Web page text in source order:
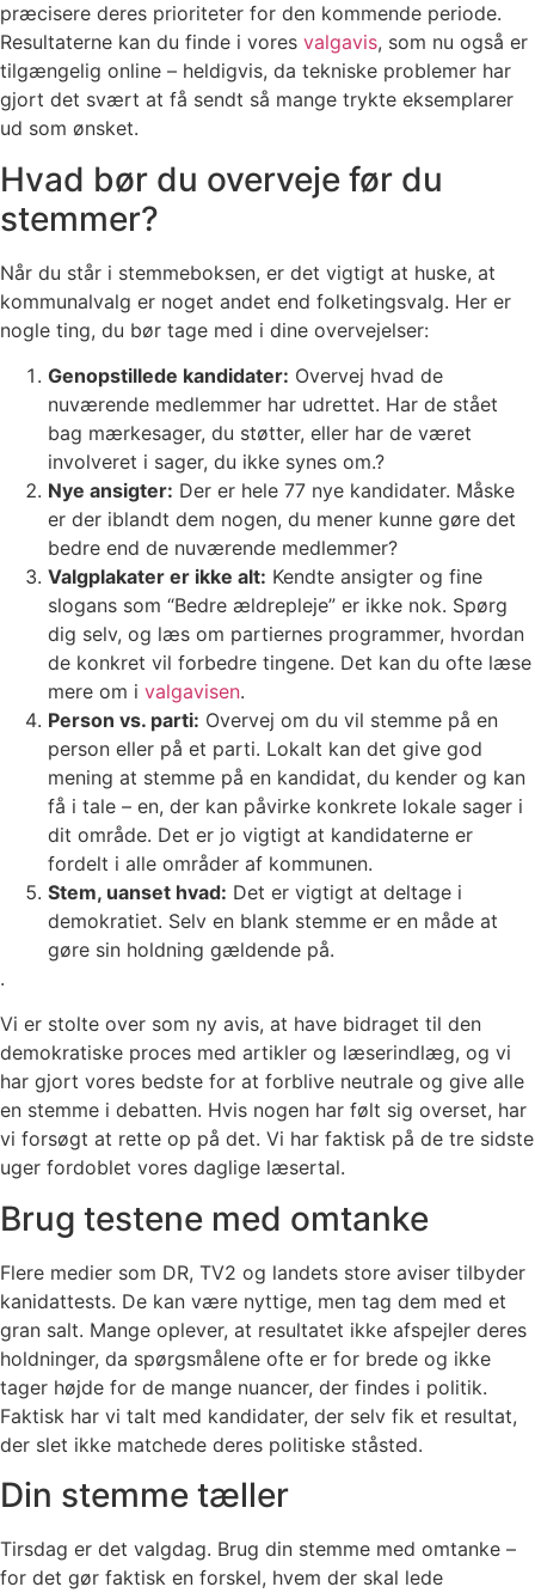
præcisere deres prioriteter for den kommende periode.
Resultaterne kan du finde i vores valgavis, som nu også er
tilgængelig online – heldigvis, da tekniske problemer har
gjort det svært at få sendt så mange trykte eksemplarer
ud som ønsket.
Hvad bør du overveje før du
stemmer?
Når du står i stemmeboksen, er det vigtigt at huske, at
kommunalvalg er noget andet end folketingsvalg. Her er
nogle ting, du bør tage med i dine overvejelser:
Genopstillede kandidater: Overvej hvad de
nuværende medlemmer har udrettet. Har de stået
bag mærkesager, du støtter, eller har de været
involveret i sager, du ikke synes om.?
Nye ansigter: Der er hele 77 nye kandidater. Måske
er der iblandt dem nogen, du mener kunne gøre det
bedre end de nuværende medlemmer?
Valgplakater er ikke alt: Kendte ansigter og fine
slogans som “Bedre ældrepleje” er ikke nok. Spørg
dig selv, og læs om partiernes programmer, hvordan
de konkret vil forbedre tingene. Det kan du ofte læse
mere om i valgavisen.
Person vs. parti: Overvej om du vil stemme på en
person eller på et parti. Lokalt kan det give god
mening at stemme på en kandidat, du kender og kan
få i tale – en, der kan påvirke konkrete lokale sager i
dit område. Det er jo vigtigt at kandidaterne er
fordelt i alle områder af kommunen.
Stem, uanset hvad: Det er vigtigt at deltage i
demokratiet. Selv en blank stemme er en måde at
gøre sin holdning gældende på.
.
Vi er stolte over som ny avis, at have bidraget til den
demokratiske proces med artikler og læserindlæg, og vi
har gjort vores bedste for at forblive neutrale og give alle
en stemme i debatten. Hvis nogen har følt sig overset, har
vi forsøgt at rette op på det. Vi har faktisk på de tre sidste
uger fordoblet vores daglige læsertal.
Brug testene med omtanke
Flere medier som DR, TV2 og landets store aviser tilbyder
kanidattests. De kan være nyttige, men tag dem med et
gran salt. Mange oplever, at resultatet ikke afspejler deres
holdninger, da spørgsmålene ofte er for brede og ikke
tager højde for de mange nuancer, der findes i politik.
Faktisk har vi talt med kandidater, der selv fik et resultat,
der slet ikke matchede deres politiske ståsted.
Din stemme tæller
Tirsdag er det valgdag. Brug din stemme med omtanke –
for det gør faktisk en forskel, hvem der skal lede